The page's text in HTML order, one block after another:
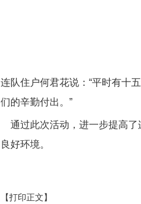
连队住户何君花说：“平时有十
们的辛勤付出。”
通过此次活动，进一步提高了
良好环境。
【打印正文】